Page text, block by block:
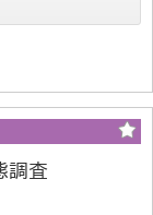
調査